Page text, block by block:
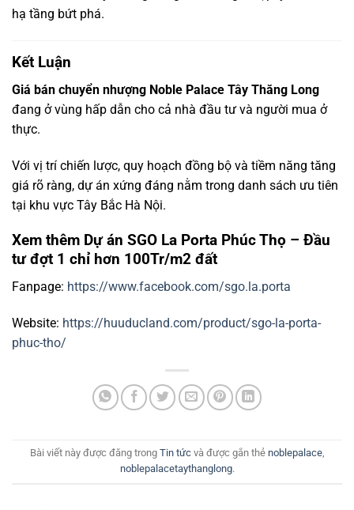
hạ tầng bứt phá.
Kết Luận
Giá bán chuyển nhượng Noble Palace Tây Thăng Long
đang ở vùng hấp dẫn cho cả nhà đầu tư và người mua ở
thực.
Với vị trí chiến lược, quy hoạch đồng bộ và tiềm năng tăng
giá rõ ràng, dự án xứng đáng nằm trong danh sách ưu tiên
tại khu vực Tây Bắc Hà Nội.
Xem thêm Dự án SGO La Porta Phúc Thọ – Đầu
tư đợt 1 chỉ hơn 100Tr/m2 đất
Fanpage: https://www.facebook.com/sgo.la.porta
Website: https://huuducland.com/product/sgo-la-porta-
phuc-tho/
Bài viết này được đăng trong Tin tứcvà được gắn thẻ noblepalace,
noblepalacetaythanglong.